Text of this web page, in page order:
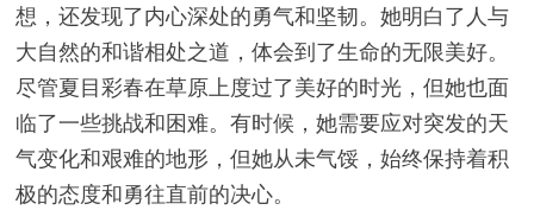
想，还发现了内心深处的勇气和坚韧。她明白了人与
大自然的和谐相处之道，体会到了生命的无限美好。
尽管夏目彩春在草原上度过了美好的时光，但她也面
临了一些挑战和困难。有时候，她需要应对突发的天
气变化和艰难的地形，但她从未气馁，始终保持着积
极的态度和勇往直前的决心。